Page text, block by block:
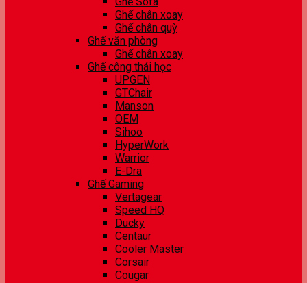
Ghế chân xoay
Ghế chân quỳ
Ghế văn phòng
Ghế chân xoay
Ghế công thái học
UPGEN
GTChair
Manson
OEM
Sihoo
HyperWork
Warrior
E-Dra
Ghế Gaming
Vertagear
Speed HQ
Ducky
Centaur
Cooler Master
Corsair
Cougar